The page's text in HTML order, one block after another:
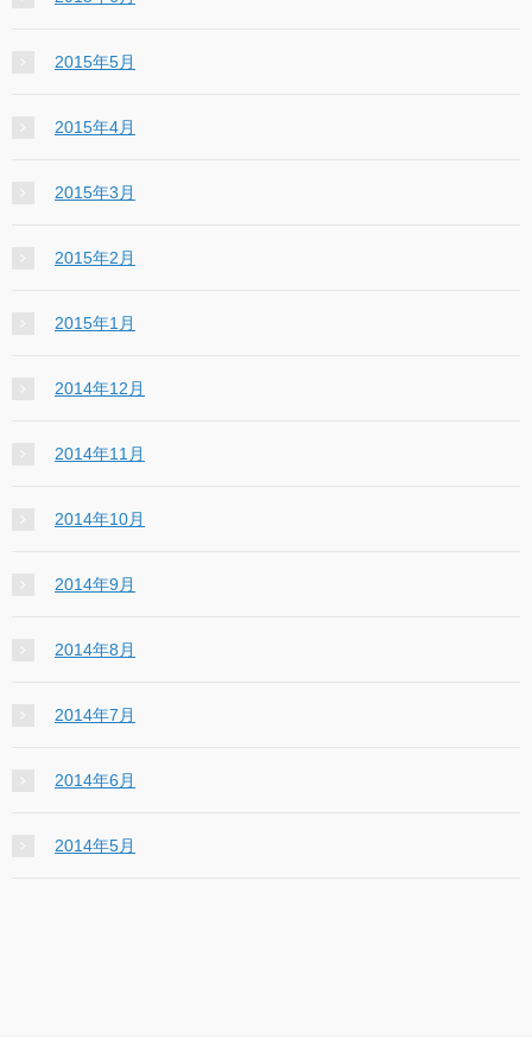
2015年5月
2015年4月
2015年3月
2015年2月
2015年1月
2014年12月
2014年11月
2014年10月
2014年9月
2014年8月
2014年7月
2014年6月
2014年5月